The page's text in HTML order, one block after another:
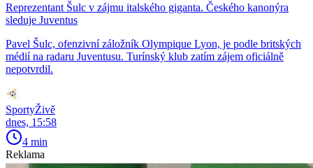
Reprezentant Šulc v zájmu italského giganta. Českého kanonýra
sleduje Juventus
Pavel Šulc, ofenzivní záložník Olympique Lyon, je podle britských
médií na radaru Juventusu. Turínský klub zatím zájem oficiálně
nepotvrdil.
SportyŽivě
dnes, 15:58
4 min
Reklama